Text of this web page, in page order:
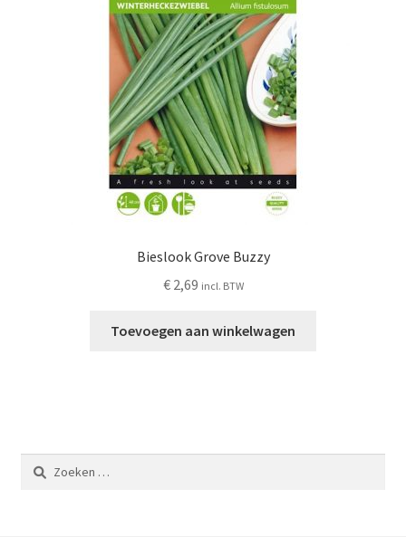
Bieslook Grove Buzzy
€2,69 incl. BTW
Toevoegen aan winkelwagen
Zoeken
naar: